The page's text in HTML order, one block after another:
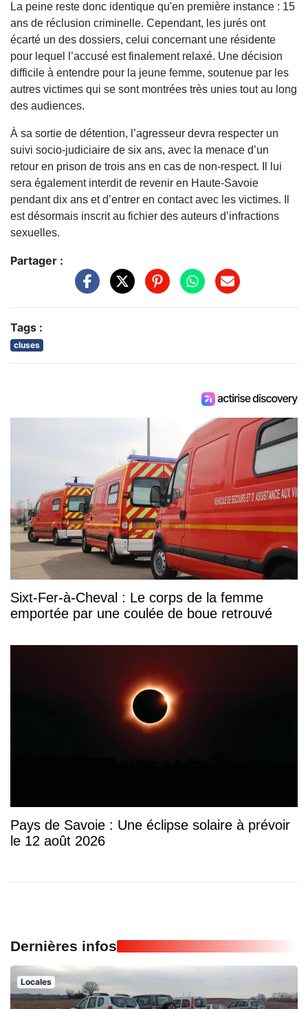
La peine reste donc identique qu'en première instance : 15
ans de réclusion criminelle. Cependant, les jurés ont
écarté un des dossiers, celui concernant une résidente
pour lequel l’accusé est finalement relaxé. Une décision
difficile à entendre pour la jeune femme, soutenue par les
autres victimes qui se sont montrées très unies tout au long
des audiences.
À sa sortie de détention, l’agresseur devra respecter un
suivi socio-judiciaire de six ans, avec la menace d’un
retour en prison de trois ans en cas de non-respect. Il lui
sera également interdit de revenir en Haute-Savoie
pendant dix ans et d’entrer en contact avec les victimes. Il
est désormais inscrit au fichier des auteurs d’infractions
sexuelles.
Partager :
Tags :
cluses
Sixt-Fer-à-Cheval : Le corps de la femme
emportée par une coulée de boue retrouvé
Pays de Savoie : Une éclipse solaire à prévoir
le 12 août 2026
Dernières infos
Locales